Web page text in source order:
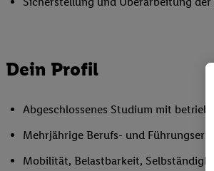
Dein Profil
Abgeschlossenes Studium mit
Mehrjährige Berufs- und
Mobilität, Belastbarkeit,